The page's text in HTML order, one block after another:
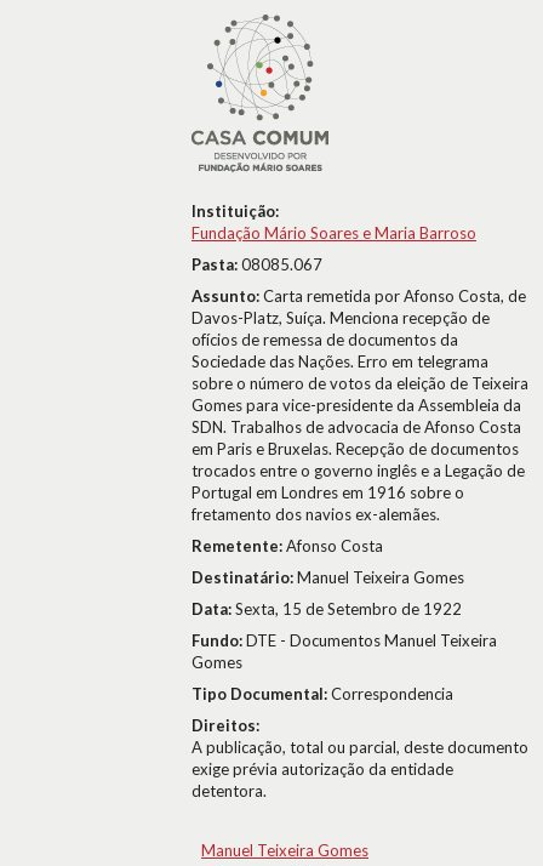
Instituição:
Fundação Mário Soares e Maria Barroso
Pasta:08085.067
Assunto:Carta remetida por Afonso Costa, de
Davos-Platz, Suíça. Menciona recepção de
ofícios de remessa de documentos da
Sociedade das Nações. Erro em telegrama
sobre o número de votos da eleição de Teixeira
Gomes para vice-presidente da Assembleia da
SDN. Trabalhos de advocacia de Afonso Costa
em Paris e Bruxelas. Recepção de documentos
trocados entre o governo inglês e a Legação de
Portugal em Londres em 1916 sobre o
fretamento dos navios ex-alemães.
Remetente:Afonso Costa
Destinatário:Manuel Teixeira Gomes
Data:Sexta, 15 de Setembro de 1922
Fundo:DTE - Documentos Manuel Teixeira
Gomes
Tipo Documental:Correspondencia
Direitos:
A publicação, total ou parcial, deste documento
exige prévia autorização da entidade
detentora.
Manuel Teixeira Gomes